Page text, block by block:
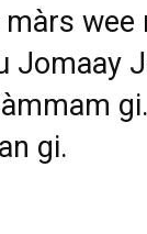
Jomaay
gi.